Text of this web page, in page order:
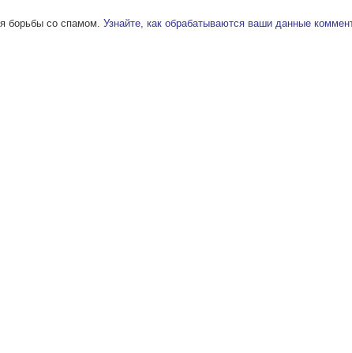
борьбы со спамом.Узнайте, как обрабатываются ваши данные